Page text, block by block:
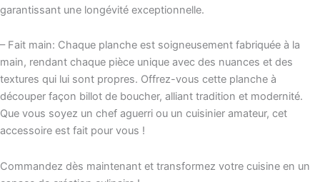
garantissant une longévité exceptionnelle.
– Fait main: Chaque planche est soigneusement fabriquée à la
main, rendant chaque pièce unique avec des nuances et des
textures qui lui sont propres. Offrez-vous cette planche à
découper façon billot de boucher, alliant tradition et modernité.
Que vous soyez un chef aguerri ou un cuisinier amateur, cet
accessoire est fait pour vous !
Commandez dès maintenant et transformez votre cuisine en un